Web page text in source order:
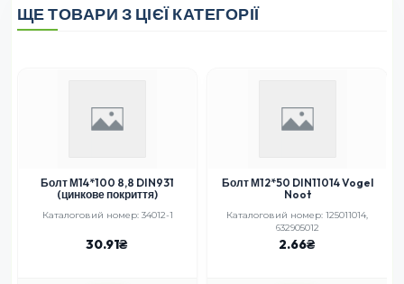
ЩЕ ТОВАРИ З ЦІЄЇ КАТЕГОРІЇ
Болт М14*100 8,8 DIN931
(цинкове покриття)
Каталоговий номер: 34012-1
30.91
Болт М12*50 DIN11014 Vogel
Noot
Каталоговий номер: 125011014,
632905012
2.66